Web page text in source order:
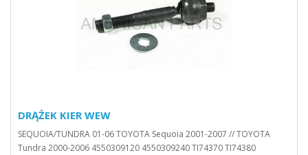
DRĄŻEK KIER WEW
SEQUOIA/TUNDRA 01-06 TOYOTA Sequoia 2001-2007 // TOYOTA
Tundra 2000-2006 4550309120 4550309240 TI74370 TI74380